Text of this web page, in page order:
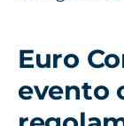
Euro
evento